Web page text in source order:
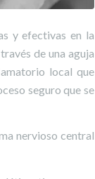
y efectivas en la
de una aguja
local que
seguro que se
nervioso central